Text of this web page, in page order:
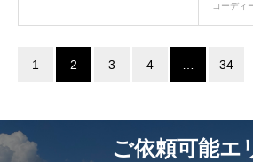
コーディ
1 2 3 4 … 34
ご依頼可能エ